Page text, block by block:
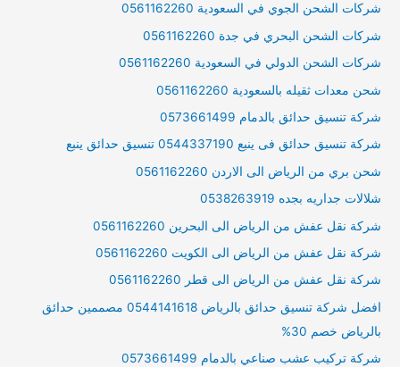
شركات الشحن الجوي في السعودية 0561162260
شركات الشحن البحري في جدة 0561162260
شركات الشحن الدولي في السعودية 0561162260
شحن معدات ثقيله بالسعودية 0561162260
شركة تنسيق حدائق بالدمام 0573661499
شركة تنسيق حدائق فى ينبع 0544337190 تنسيق حدائق ينبع
شحن بري من الرياض الى الاردن 0561162260
شلالات جداريه بجده 0538263919
شركة نقل عفش من الرياض الى البحرين 0561162260
شركة نقل عفش من الرياض الى الكويت 0561162260
شركة نقل عفش من الرياض الى قطر 0561162260
افضل شركة تنسيق حدائق بالرياض 0544141618 مصممين حدائق
بالرياض خصم 30%
شركة تركيب عشب صناعي بالدمام 0573661499